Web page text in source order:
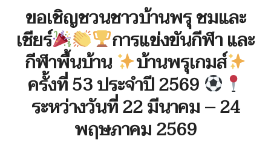
ทศบาล
ารงาน
อง/ร้องเรียน
ารสนเทศ
ขอเชิญชวนชาวบ้านพรุ ชมและ
เชียร์ การแข่งขันกีฬา และ
กีฬาพื้นบ้าน ️บ้านพรุเกมส์
ครั้งที่ 53 ประจำปี 2569
ระหว่างวันที่ 22 มีนาคม – 24
พฤษภาคม 2569